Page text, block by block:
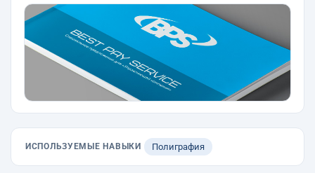
ИСПОЛЬЗУЕМЫЕ НАВЫКИ Полиграфия